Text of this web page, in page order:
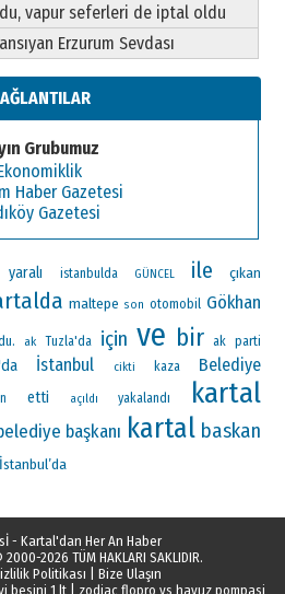
vapur seferleri de iptal oldu
Erzurum Sevdası
Grubumuz
Haber Gazetesi
Gazetesi
yaralı istanbulda GÜNCEL ile çıkan
maltepe son otomobil Gökhan
ak Tuzla'da için ve bir ak parti
İstanbul cikti kaza Belediye
etti açıldı yakalandı
kartal
başkanı kartal baskan
İstanbul’da
- Kartal'dan Her An Haber
2000-2026 TÜM HAKLARI SAKLIDIR.
Politikası
Bize Ulaşın
besini 1 lt
zodiac flopro vs havuz pompasi